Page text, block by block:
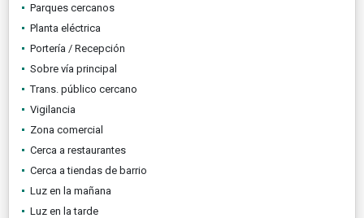
Parques cercanos
Planta eléctrica
Portería / Recepción
Sobre vía principal
Trans. público cercano
Vigilancia
Zona comercial
Cerca a restaurantes
Cerca a tiendas de barrio
Luz en la mañana
Luz en la tarde